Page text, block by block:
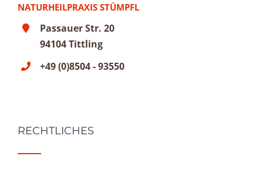
NATURHEILPRAXIS STÜMPFL
Passauer Str. 20
94104 Tittling
+49 (0)8504 - 93550
RECHTLICHES